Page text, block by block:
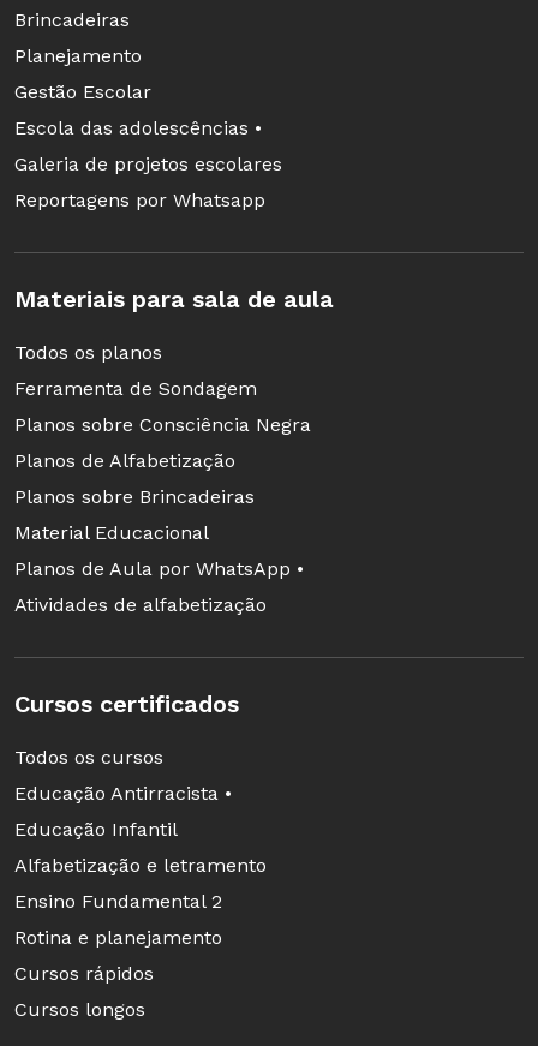
Brincadeiras
Planejamento
Gestão Escolar
Escola das adolescências •
Galeria de projetos escolares
Reportagens por Whatsapp
Materiais para sala de aula
Todos os planos
Ferramenta de Sondagem
Planos sobre Consciência Negra
Planos de Alfabetização
Planos sobre Brincadeiras
Material Educacional
Planos de Aula por WhatsApp •
Atividades de alfabetização
Cursos certificados
Todos os cursos
Educação Antirracista •
Educação Infantil
Alfabetização e letramento
Ensino Fundamental 2
Rotina e planejamento
Cursos rápidos
Cursos longos